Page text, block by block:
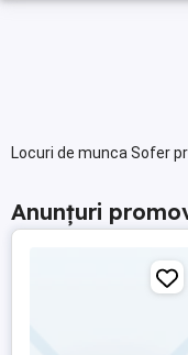
Locuri de munca Sofer
Anunțuri